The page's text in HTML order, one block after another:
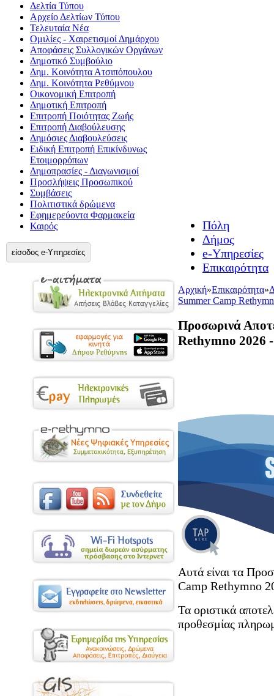
Δελτία Τύπου
Αρχείο Δελτίων Τύπου
Τελευταία Νέα
Ομιλίες - Χαιρετισμοί Δημάρχου
Αποφάσεις Συλλογικών Οργάνων
Δημοτικό Συμβούλιο
Δημ. Κοινότητα Ατσιπόπουλου
Δημ. Κοινότητα Ρεθύμνου
Οικονομική Επιτροπή
Δημοτική Επιτροπή
Επιτροπή Ποιότητας Ζωής
Επιτροπή Διαβούλευσης
Δημόσιες Διαβουλεύσεις
Ειδική Επιτροπή Επικίνδυνως
Ετοιμορρόπων
Δημοπρασίες - Διαγωνισμοί
Προσλήψεις Προσωπικού
Συμβάσεις
Πολιτιστικά δρώμενα
Εφημερεύοντα Φαρμακεία
Καιρός
είσοδος e-Υπηρεσίες
Πόλη
Δήμος
e-Υπηρεσίες
Επικαιρότητα
Αρχική»Επικαιρότητα»
Summer Camp
Προσωρινά
Rethymno 2026
Αυτά είναι τα
Camp Rethymno
Τα οριστικά
προθεσμίας